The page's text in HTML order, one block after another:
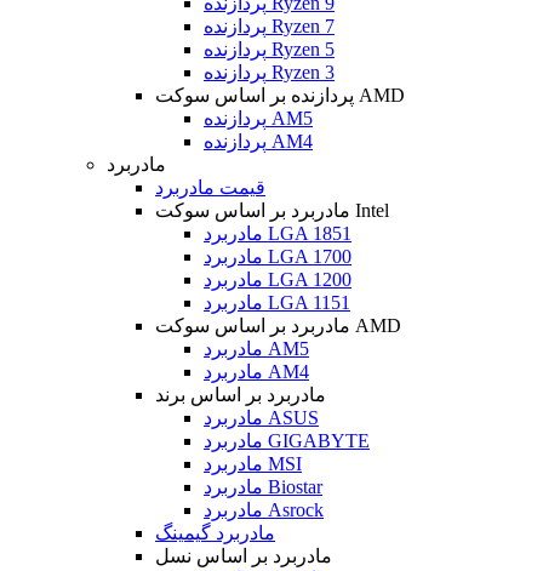
پردازنده Ryzen 7
پردازنده Ryzen 5
پردازنده Ryzen 3
پردازنده بر اساس سوکت AMD
پردازنده AM5
پردازنده AM4
مادربرد
قیمت مادربرد
مادربرد بر اساس سوکت Intel
مادربرد LGA 1851
مادربرد LGA 1700
مادربرد LGA 1200
مادربرد LGA 1151
مادربرد بر اساس سوکت AMD
مادربرد AM5
مادربرد AM4
مادربرد بر اساس برند
مادربرد ASUS
مادربرد GIGABYTE
مادربرد MSI
مادربرد Biostar
مادربرد Asrock
مادربرد گیمینگ
مادربرد بر اساس نسل